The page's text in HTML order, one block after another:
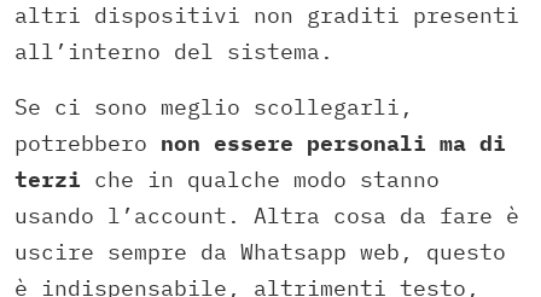
altri dispositivi non graditi presenti
all’interno del sistema.
Se ci sono meglio scollegarli,
potrebbero non essere personali ma di
terzi che in qualche modo stanno
usando l’account. Altra cosa da fare è
uscire sempre da Whatsapp web, questo
è indispensabile, altrimenti testo,